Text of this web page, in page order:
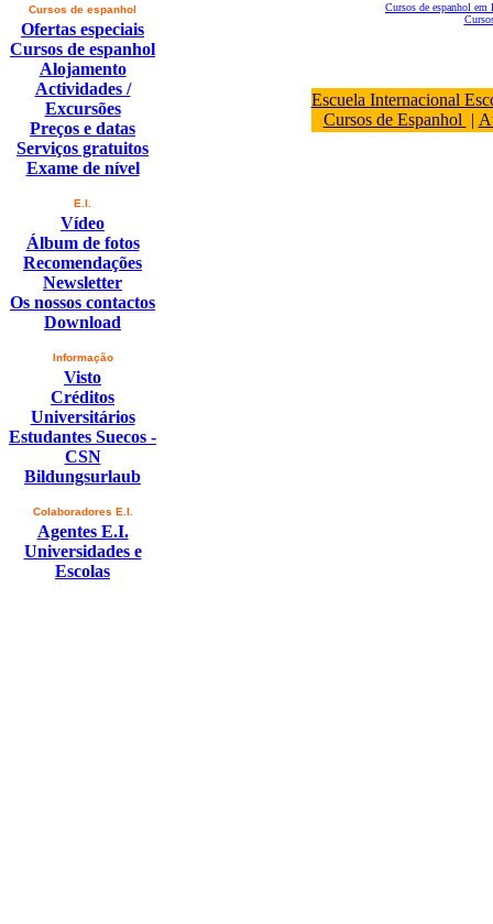
Cursos de espanhol
Ofertas especiais
Cursos de espanhol
Alojamento
Actividades /
Excursões
Preços e datas
Serviços gratuitos
Exame de nível
E.I.
Vídeo
Álbum de fotos
Recomendações
Newsletter
Os nossos contactos
Download
Informação
Visto
Créditos
Universitários
Estudantes Suecos -
CSN
Bildungsurlaub
Colaboradores E.I.
Agentes E.I.
Universidades e
Escolas
Cursos de espanhol em
Escuela Internacional
Cursos de Espanhol |